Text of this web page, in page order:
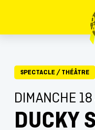
SPECTACLE / THÉÂTRE
DIMANCHE
DUCKY